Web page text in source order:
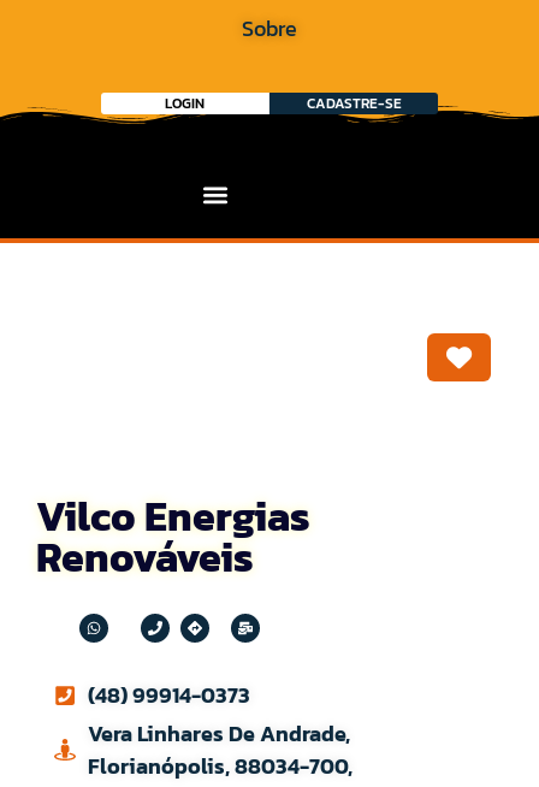
Sobre
LOGIN CADASTRE-SE
Vilco Energias
Renováveis
(48) 99914-0373
Vera Linhares De Andrade,
Florianópolis, 88034-700,